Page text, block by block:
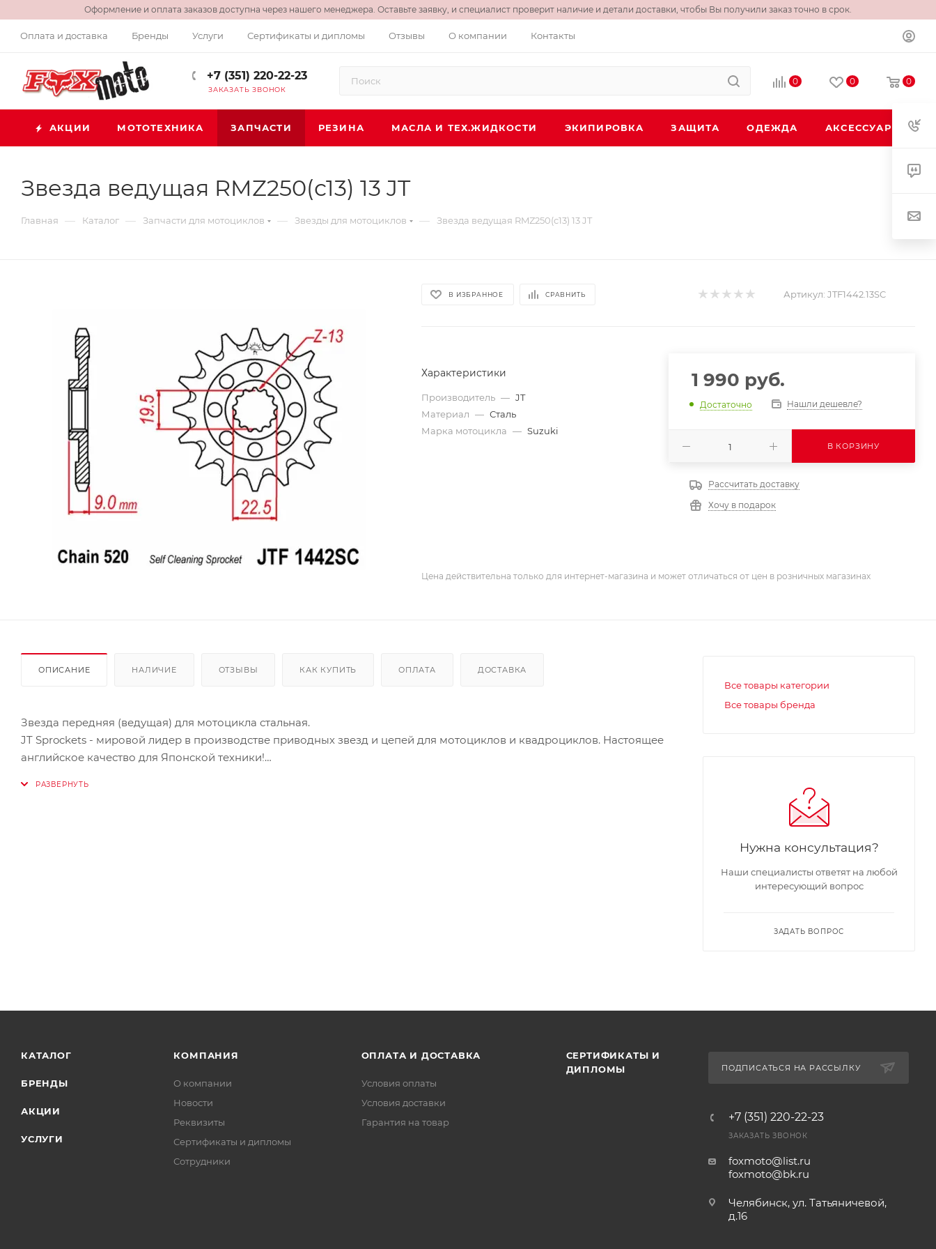
Оформление и оплата заказов доступна через нашего менеджера. Оставьте заявку, и специалист проверит наличие и детали доставки, чтобы Вы получили заказ точно в срок.
Оплата и доставка Бренды Услуги Сертификаты и дипломы Отзывы О компании Контакты
+7 (351) 220-22-23
ЗАКАЗАТЬ ЗВОНОК
0 0 0
АКЦИИ МОТОТЕХНИКА ЗАПЧАСТИ РЕЗИНА МАСЛА И ТЕХ.ЖИДКОСТИ ЭКИПИРОВКА ЗАЩИТА ОДЕЖДА АКСЕССУАРЫ
Звезда ведущая RMZ250(с13) 13 JT
Главная — Каталог — Запчасти для мотоциклов — Звезды для мотоциклов — Звезда ведущая RMZ250(с13) 13 JT
В ИЗБРАННОЕ СРАВНИТЬ Артикул: JTF1442.13SC
Характеристики
Производитель — JT
Материал — Сталь
Марка мотоцикла — Suzuki
1 990 руб.
Достаточно Нашли дешевле?
В КОРЗИНУ
Рассчитать доставку
Хочу в подарок
Цена действительна только для интернет-магазина и может отличаться от цен в розничных магазинах
ОПИСАНИЕ НАЛИЧИЕ ОТЗЫВЫ КАК КУПИТЬ ОПЛАТА ДОСТАВКА
Звезда передняя (ведущая) для мотоцикла стальная.
JT Sprockets - мировой лидер в производстве приводных звезд и цепей для мотоциклов и квадроциклов. Настоящее
английское качество для Японской техники!
Все товары категории
Все товары бренда
Нужна консультация?
Наши специалисты ответят на любой
интересующий вопрос
ЗАДАТЬ ВОПРОС
КАТАЛОГ
БРЕНДЫ
АКЦИИ
УСЛУГИ
КОМПАНИЯ
О компании
Новости
Реквизиты
Сертификаты и дипломы
Сотрудники
ОПЛАТА И ДОСТАВКА
Условия оплаты
Условия доставки
Гарантия на товар
СЕРТИФИКАТЫ И
ДИПЛОМЫ
ПОДПИСАТЬСЯ НА РАССЫЛКУ
+7 (351) 220-22-23
ЗАКАЗАТЬ ЗВОНОК
foxmoto@list.ru
foxmoto@bk.ru
Челябинск, ул. Татьяничевой,
д.16